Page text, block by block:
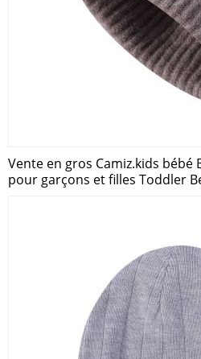
Vente en gros Camiz.kids
pour garçons et filles Toddler